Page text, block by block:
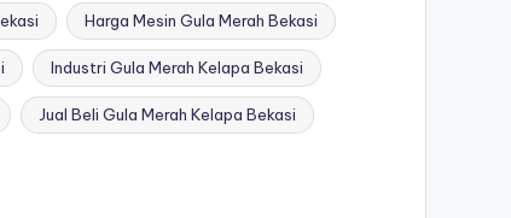
Harga Mesin Gula Merah Bekasi
Industri Gula Merah Kelapa Bekasi
Jual Beli Gula Merah Kelapa Bekasi